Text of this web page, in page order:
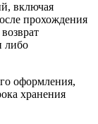
включая
прохождения
либо
оформления,
хранения